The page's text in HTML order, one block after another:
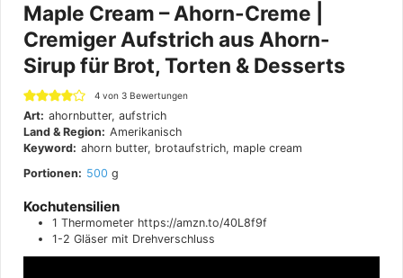
Maple Cream – Ahorn-Creme |
Cremiger Aufstrich aus Ahorn-
Sirup für Brot, Torten & Desserts
4 von3 Bewertungen
Art: ahornbutter, aufstrich
Land & Region: Amerikanisch
Keyword: ahorn butter, brotaufstrich, maple cream
Portionen: 500 g
Kochutensilien
1 Thermometer https://amzn.to/40L8f9f
1-2 Gläser mit Drehverschluss